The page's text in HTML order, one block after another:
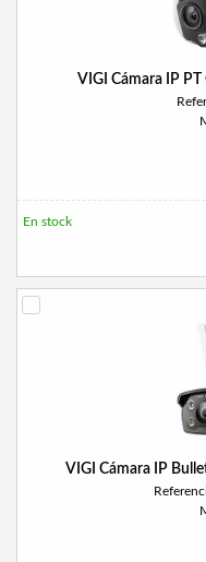
VIGI Cámara IP
En stock
VIGI Cámara IP